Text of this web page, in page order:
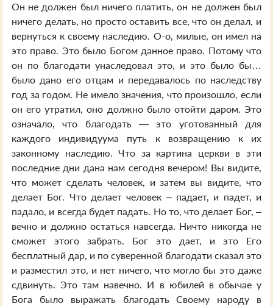
Он не должен был ничего платить, он не должен был
ничего делать, но просто оставить все, что он делал, и
вернуться к своему наследию. О-о, милые, он имел на
это право. Это было Богом данное право. Потому что
он по благодати унаследовал это, и это было бы…
было дано его отцам и передавалось по наследству
год за годом. Не имело значения, что произошло, если
он его утратил, оно должно было отойти даром. Это
означало, что благодать — это уготованный для
каждого индивидуума путь к возвращению к их
законному наследию. Что за картина церкви в эти
последние дни дана нам сегодня вечером! Вы видите,
что может сделать человек, и затем вы видите, что
делает Бог. Что делает человек – падает, и падет, и
падало, и всегда будет падать. Но то, что делает Бог, –
вечно и должно остаться навсегда. Ничто никогда не
сможет этого забрать. Бог это дает, и это Его
бесплатный дар, и по суверенной благодати сказал это
и разместил это, и нет ничего, что могло бы это даже
сдвинуть. Это там навечно. И в юбилей в обычае у
Бога было выражать благодать Своему народу в